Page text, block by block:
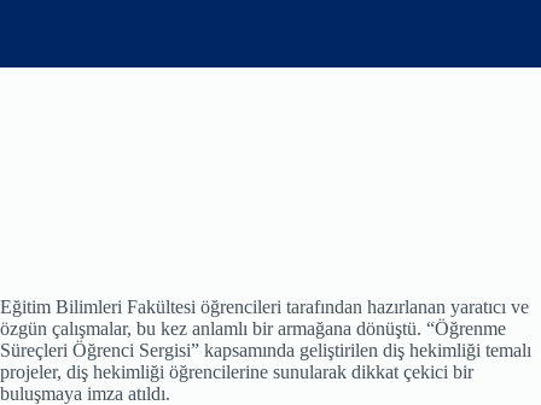
Eğitim Bilimleri Fakültesi öğrencileri tarafından hazırlanan yaratıcı ve
özgün çalışmalar, bu kez anlamlı bir armağana dönüştü. “Öğrenme
Süreçleri Öğrenci Sergisi” kapsamında geliştirilen diş hekimliği temalı
projeler, diş hekimliği öğrencilerine sunularak dikkat çekici bir
buluşmaya imza atıldı.